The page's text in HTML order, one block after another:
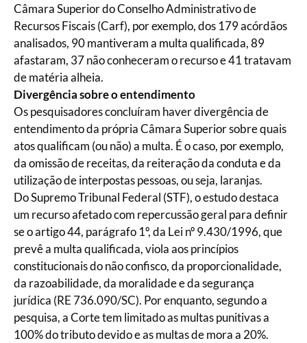
Câmara Superior do Conselho Administrativo de
Recursos Fiscais (Carf), por exemplo, dos 179 acórdãos
analisados, 90 mantiveram a multa qualificada, 89
afastaram, 37 não conheceram o recurso e 41 tratavam
de matéria alheia.
Divergência sobre o entendimento
Os pesquisadores concluíram haver divergência de
entendimento da própria Câmara Superior sobre quais
atos qualificam (ou não) a multa. É o caso, por exemplo,
da omissão de receitas, da reiteração da conduta e da
utilização de interpostas pessoas, ou seja, laranjas.
Do Supremo Tribunal Federal (STF), o estudo destaca
um recurso afetado com repercussão geral para definir
se o artigo 44, parágrafo 1º, da Lei nº 9.430/1996, que
prevê a multa qualificada, viola aos princípios
constitucionais do não confisco, da proporcionalidade,
da razoabilidade, da moralidade e da segurança
jurídica (RE 736.090/SC). Por enquanto, segundo a
pesquisa, a Corte tem limitado as multas punitivas a
100% do tributo devido e as multas de mora a 20%.